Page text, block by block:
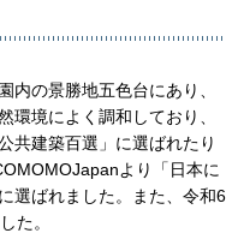
内の景勝地五色台にあり、
環境によく調和しており、
共建築百選」に選ばれたり
より「日本に
選ばれました。また、令和6
た。